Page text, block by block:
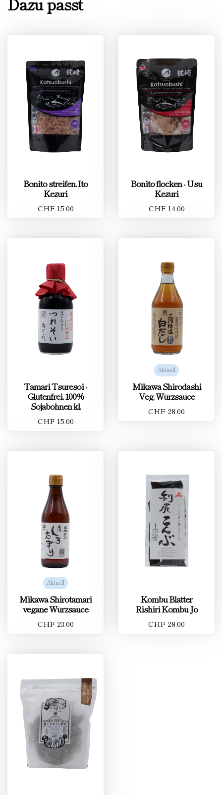
Bonito streifen, Ito
Kezuri
CHF 15.00
Bonito flocken - Usu
Kezuri
CHF 14.00
Tamari Tsuresoi -
Glutenfrei, 100%
Sojabohnen kl.
CHF 15.00
Aktuell
Mikawa Shirodashi
Veg. Würzsauce
CHF 28.00
Aktuell
Mikawa Shirotamari
vegane Würzsauce
CHF 23.00
Kombu Blätter
Rishiri Kombu Jo
CHF 28.00